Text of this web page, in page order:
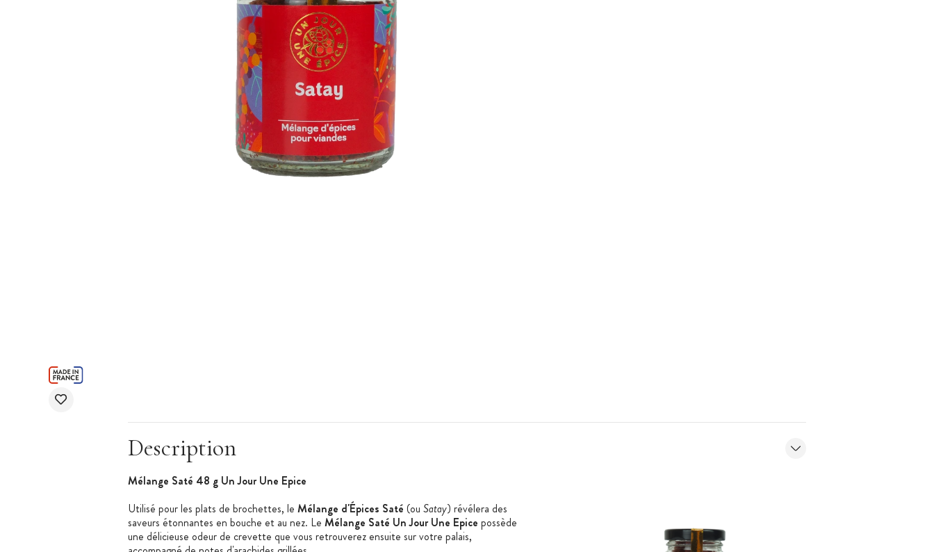
Description
Mélange Saté 48 g Un Jour Une Epice
Utilisé pour les plats de brochettes, le Mélange d'Épices Saté (ou Satay) révélera des
saveurs étonnantes en bouche et au nez. Le Mélange Saté Un Jour Une Epice possède
une délicieuse odeur de crevette que vous retrouverez ensuite sur votre palais,